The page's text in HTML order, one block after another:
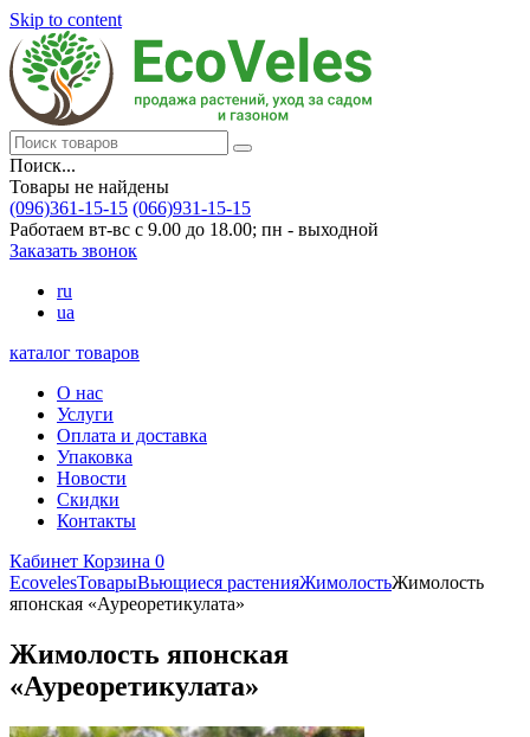
Skip to content
Поиск...
Товары не найдены
(096)361-15-15 (066)931-15-15
Работаем вт-вс с 9.00 до 18.00; пн - выходной
Заказать звонок
ru
ua
каталог товаров
О нас
Услуги
Оплата и доставка
Упаковка
Новости
Скидки
Контакты
Кабинет Корзина 0
EcovelesТоварыВьющиеся растенияЖимолостьЖимолость
японская «Ауреоретикулата»
Жимолость японская
«Ауреоретикулата»